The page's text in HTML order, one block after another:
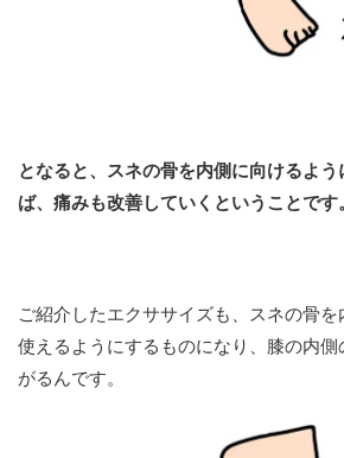
となると、スネの骨を内側に向けるよ
ば、痛みも改善していくということです
ご紹介したエクササイズも、スネの骨
使えるようにするものになり、膝の内側
がるんです。